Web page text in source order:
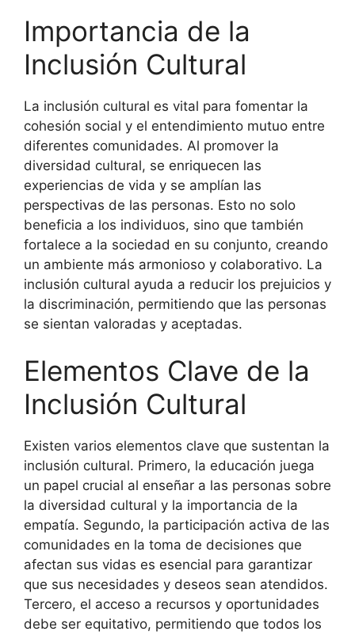
Importancia de la
Inclusión Cultural
La inclusión cultural es vital para fomentar la
cohesión social y el entendimiento mutuo entre
diferentes comunidades. Al promover la
diversidad cultural, se enriquecen las
experiencias de vida y se amplían las
perspectivas de las personas. Esto no solo
beneficia a los individuos, sino que también
fortalece a la sociedad en su conjunto, creando
un ambiente más armonioso y colaborativo. La
inclusión cultural ayuda a reducir los prejuicios y
la discriminación, permitiendo que las personas
se sientan valoradas y aceptadas.
Elementos Clave de la
Inclusión Cultural
Existen varios elementos clave que sustentan la
inclusión cultural. Primero, la educación juega
un papel crucial al enseñar a las personas sobre
la diversidad cultural y la importancia de la
empatía. Segundo, la participación activa de las
comunidades en la toma de decisiones que
afectan sus vidas es esencial para garantizar
que sus necesidades y deseos sean atendidos.
Tercero, el acceso a recursos y oportunidades
debe ser equitativo, permitiendo que todos los